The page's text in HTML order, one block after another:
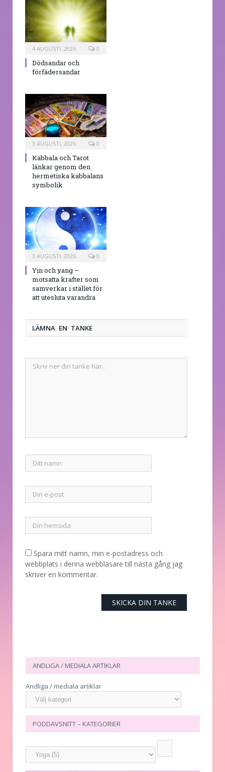
4 AUGUSTI, 2026 0
Dödsandar och
förfädersandar
3 AUGUSTI, 2026 0
Kabbala och Tarot
länkar genom den
hermetiska kabbalans
symbolik
3 AUGUSTI, 2026 0
Yin och yang –
motsatta krafter som
samverkar i stället för
att utesluta varandra
LÄMNA EN TANKE
Spara mitt namn, min e-postadress och
webbplats i denna webbläsare till nästa gång jag
skriver en kommentar.
ANDLIGA / MEDIALA ARTIKLAR
Andliga / mediala artiklar
PODDAVSNITT – KATEGORIER